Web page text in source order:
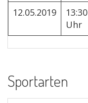
12.05.2019
13:30
Uhr
Sportarten